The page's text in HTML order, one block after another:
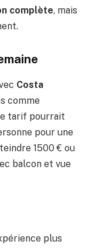
complète, mais
Costa
comme
tarif pourrait
pour une
1500 € ou
balcon et vue
plus